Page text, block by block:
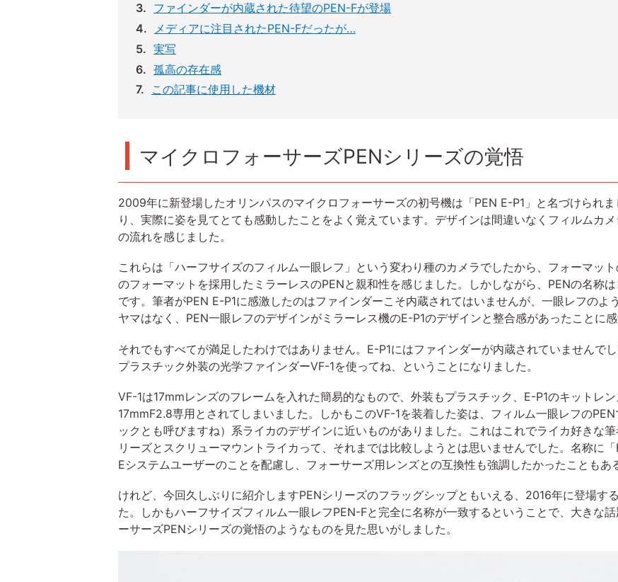
ファインダーが内蔵された待望のPEN-Fが登場
メディアに注目されたPEN-Fだったが…
実写
孤高の存在感
この記事に使用した機材
マイクロフォーサーズPENシリーズの覚悟
2009年に新登場したオリンパスのマイクロフォーサーズの初号機は「PEN E-P1」と名づけられ
り、実際に姿を見てとても感動したことをよく覚えています。デザインは間違いなくフィルムカ
の流れを感じました。
これらは「ハーフサイズのフィルム一眼レフ」という変わり種のカメラでしたから、フォーマッ
のフォーマットを採用したミラーレスのPENと親和性を感じました。しかしながら、PENの名称
です。筆者がPEN E-P1に感激したのはファインダーこそ内蔵されてはいませんが、一眼レフのよ
ヤマはなく、PEN一眼レフのデザインがミラーレス機のE-P1のデザインと整合感があったこと
それでもすべてが満足したわけではありません。E-P1にはファインダーが内蔵されていませんで
プラスチック外装の光学ファインダーVF-1を使ってね、ということになりました。
VF-1は17mmレンズのフレームを入れた簡易的なもので、外装もプラスチック、E-P1のキットレ
17mmF2.8専用とされてしまいました。しかもこのVF-1を装着した姿は、フィルム一眼レフの
ックとも呼びますね）系ライカのデザインに近いものがありました。これはこれでライカ好きな
リーズとスクリューマウントライカって、それまでは比較しようとは思いませんでした。名称に
Eシステムユーザーのことを配慮し、フォーサーズ用レンズとの互換性も強調したかったことも
けれど、今回久しぶりに紹介しますPENシリーズのフラッグシップともいえる、2016年に登場す
た。しかもハーフサイズフィルム一眼レフPEN-Fと完全に名称が一致するということで、大きな
ーサーズPENシリーズの覚悟のようなものを見た思いがしました。